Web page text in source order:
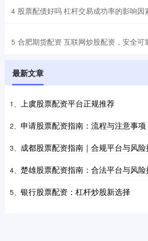
4 股票配债好吗 杠杆交易成功率的影响因
5 合肥期货配资 互联网炒股配资，安全可
最新文章
1、 上虞股票配资平台正规推荐
2、 申请股票配资指南：流程与注意事项
3、 成都股票配资指南｜合规平台与风
4、 楚雄股票配资指南：合法平台与风
5、 银行股票配资：杠杆炒股新选择